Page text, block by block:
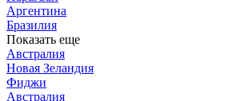
Аргентина
Бразилия
Показать еще
Австралия
Новая Зеландия
Фиджи
Австралия